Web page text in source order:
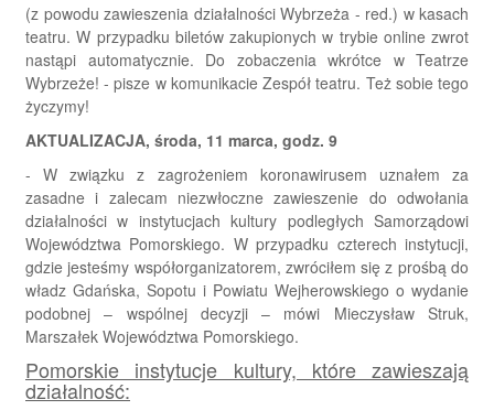
(z powodu zawieszenia działalności Wybrzeża - red.) w kasach
teatru. W przypadku biletów zakupionych w trybie online zwrot
nastąpi automatycznie. Do zobaczenia wkrótce w Teatrze
Wybrzeże! - pisze w komunikacie Zespół teatru. Też sobie tego
życzymy!
AKTUALIZACJA, środa, 11 marca, godz. 9
- W związku z zagrożeniem koronawirusem uznałem za
zasadne i zalecam niezwłoczne zawieszenie do odwołania
działalności w instytucjach kultury podległych Samorządowi
Województwa Pomorskiego. W przypadku czterech instytucji,
gdzie jesteśmy współorganizatorem, zwróciłem się z prośbą do
władz Gdańska, Sopotu i Powiatu Wejherowskiego o wydanie
podobnej – wspólnej decyzji – mówi Mieczysław Struk,
Marszałek Województwa Pomorskiego.
Pomorskie instytucje kultury, które zawieszają
działalność: